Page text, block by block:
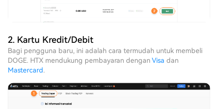
2. Kartu Kredit/Debit
Bagi pengguna baru, ini adalah cara termudah untuk membeli
DOGE. HTX mendukung pembayaran dengan Visa dan
Mastercard.